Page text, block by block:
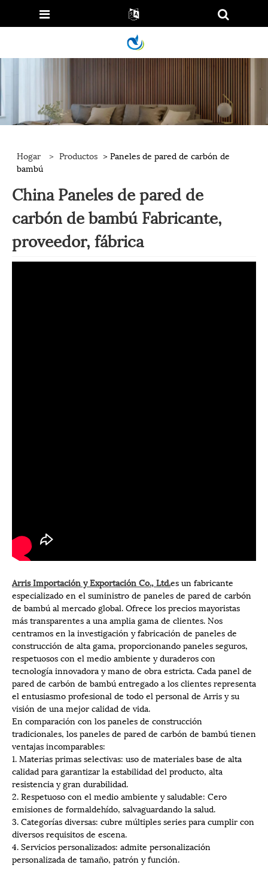
Hogar > Productos > Paneles de pared de carbón de
bambú
China Paneles de pared de
carbón de bambú Fabricante,
proveedor, fábrica
Arris Importación y Exportación Co., Ltd.es un fabricante
especializado en el suministro de paneles de pared de carbón
de bambú al mercado global. Ofrece los precios mayoristas
más transparentes a una amplia gama de clientes. Nos
centramos en la investigación y fabricación de paneles de
construcción de alta gama, proporcionando paneles seguros,
respetuosos con el medio ambiente y duraderos con
tecnología innovadora y mano de obra estricta. Cada panel de
pared de carbón de bambú entregado a los clientes representa
el entusiasmo profesional de todo el personal de Arris y su
visión de una mejor calidad de vida.
En comparación con los paneles de construcción
tradicionales, los paneles de pared de carbón de bambú tienen
ventajas incomparables:
1. Materias primas selectivas: uso de materiales base de alta
calidad para garantizar la estabilidad del producto, alta
resistencia y gran durabilidad.
2. Respetuoso con el medio ambiente y saludable: Cero
emisiones de formaldehído, salvaguardando la salud.
3. Categorías diversas: cubre múltiples series para cumplir con
diversos requisitos de escena.
4. Servicios personalizados: admite personalización
personalizada de tamaño, patrón y función.